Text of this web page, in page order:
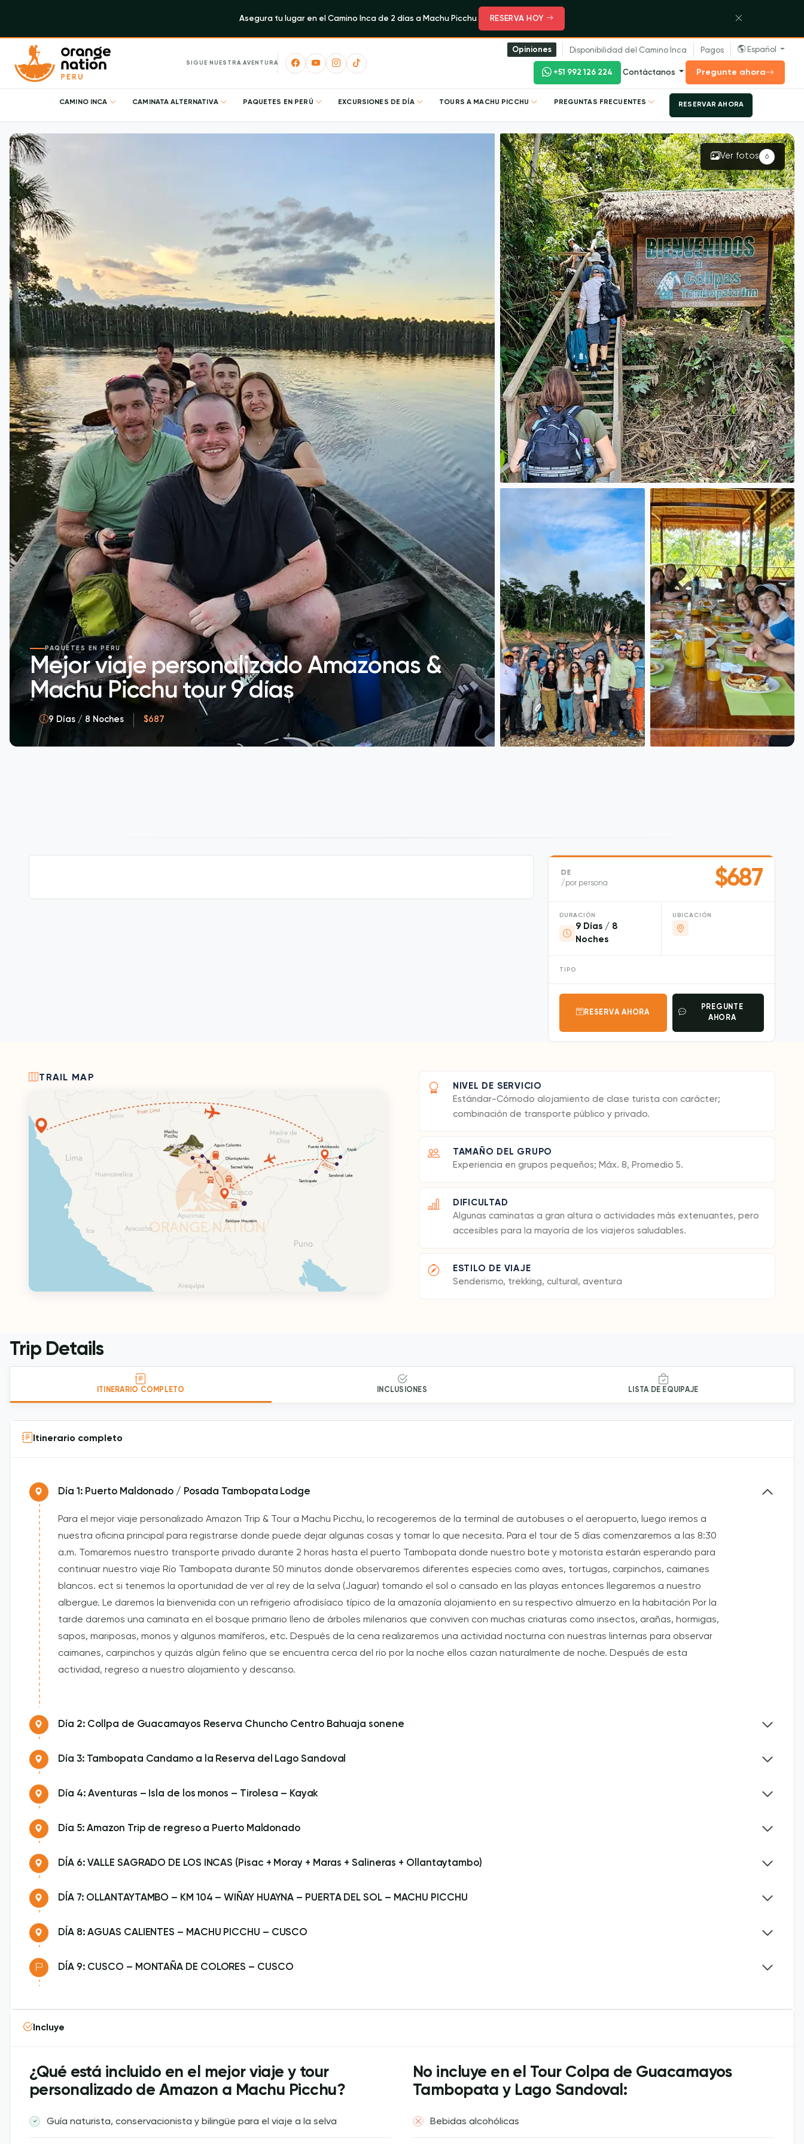
Asegura tu lugar en el Camino Inca de 2 días a Machu Picchu RESERVA HOY
SIGUE NUESTRA AVENTURA
Opiniones Disponibilidad del Camino Inca Pagos Español
+51 992 126 224 Contáctanos Pregunte ahora
CAMINO INCA CAMINATA ALTERNATIVA PAQUETES EN PERÚ EXCURSIONES DE DÍA TOURS A MACHU PICCHU PREGUNTAS FRECUENTES RESERVAR AHORA
PAQUETES EN PERU
Mejor viaje personalizado Amazonas &
Machu Picchu tour 9 días
9 Días / 8 Noches $687
Ver fotos 6
DE $687
/por persona
9 Días / 8
Noches
DURACIÓN
TIPO
UBICACIÓN
RESERVA AHORA
PREGUNTE
AHORA
TRAIL MAP
NIVEL DE SERVICIO
Estándar-Cómodo alojamiento de clase turista con carácter;
combinación de transporte público y privado.
TAMAÑO DEL GRUPO
Experiencia en grupos pequeños; Máx. 8, Promedio 5.
DIFICULTAD
Algunas caminatas a gran altura o actividades más extenuantes, pero
accesibles para la mayoría de los viajeros saludables.
ESTILO DE VIAJE
Senderismo, trekking, cultural, aventura
Trip Details
ITINERARIO COMPLETO INCLUSIONES LISTA DE EQUIPAJE
Itinerario completo
Día 1: Puerto Maldonado / Posada Tambopata Lodge
Para el mejor viaje personalizado Amazon Trip & Tour a Machu Picchu, lo recogeremos de la terminal de autobuses o el aeropuerto, luego iremos a
nuestra oficina principal para registrarse donde puede dejar algunas cosas y tomar lo que necesita. Para el tour de 5 días comenzaremos a las 8:30
a.m. Tomaremos nuestro transporte privado durante 2 horas hasta el puerto Tambopata donde nuestro bote y motorista estarán esperando para
continuar nuestro viaje Río Tambopata durante 50 minutos donde observaremos diferentes especies como aves, tortugas, carpinchos, caimanes
blancos. ect si tenemos la oportunidad de ver al rey de la selva (Jaguar) tomando el sol o cansado en las playas entonces llegaremos a nuestro
albergue. Le daremos la bienvenida con un refrigerio afrodisíaco típico de la amazonía alojamiento en su respectivo almuerzo en la habitación Por la
tarde daremos una caminata en el bosque primario lleno de árboles milenarios que conviven con muchas criaturas como insectos, arañas, hormigas,
sapos, mariposas, monos y algunos mamíferos, etc. Después de la cena realizaremos una actividad nocturna con nuestras linternas para observar
caimanes, carpinchos y quizás algún felino que se encuentra cerca del río por la noche ellos cazan naturalmente de noche. Después de esta
actividad, regreso a nuestro alojamiento y descanso.
Día 2: Collpa de Guacamayos Reserva Chuncho Centro Bahuaja sonene
Día 3: Tambopata Candamo a la Reserva del Lago Sandoval
Día 4: Aventuras – Isla de los monos – Tirolesa – Kayak
Día 5: Amazon Trip de regreso a Puerto Maldonado
DÍA 6: VALLE SAGRADO DE LOS INCAS (Pisac + Moray + Maras + Salineras + Ollantaytambo)
DÍA 7: OLLANTAYTAMBO – KM 104 – WIÑAY HUAYNA – PUERTA DEL SOL – MACHU PICCHU
DÍA 8: AGUAS CALIENTES – MACHU PICCHU – CUSCO
DÍA 9: CUSCO – MONTAÑA DE COLORES – CUSCO
Incluye
¿Qué está incluido en el mejor viaje y tour
personalizado de Amazon a Machu Picchu?
Guía naturista, conservacionista y bilingüe para el viaje a la selva
No incluye en el Tour Colpa de Guacamayos
Tambopata y Lago Sandoval:
Bebidas alcohólicas